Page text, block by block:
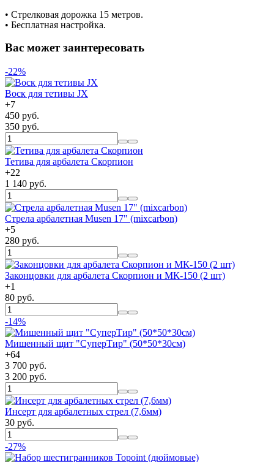
• Cтрелковая дорожка 15 метров.
• Бесплатная настройка.
Вас может заинтересовать
-22%
Воск для тетивы JX
+7
450 руб.
350 руб.
Тетива для арбалета Скорпион
+22
1 140 руб.
Стрела арбалетная Musen 17" (mixcarbon)
+5
280 руб.
Законцовки для арбалета Скорпион и МК-150 (2 шт)
+1
80 руб.
-14%
Мишенный щит "СуперТир" (50*50*30см)
+64
3 700 руб.
3 200 руб.
Инсерт для арбалетных стрел (7,6мм)
30 руб.
-27%